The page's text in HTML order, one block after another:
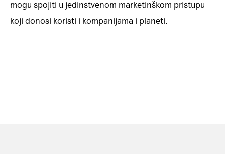
mogu spojiti u jedinstvenom marketinškom pristupu
koji donosi koristi i kompanijama i planeti.